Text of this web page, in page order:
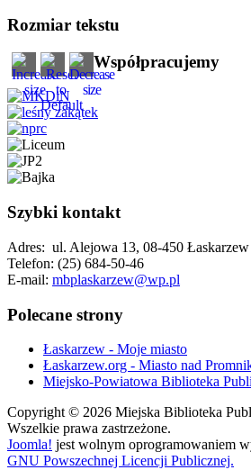
Rozmiar tekstu
Współpracujemy
Szybki kontakt
Adres: ul. Alejowa 13, 08-450 Łaskarzew
Telefon: (25) 684-50-46
E-mail: mbplaskarzew@wp.pl
Polecane strony
Łaskarzew - Moje miasto
Łaskarzew.org - Miasto nad
Miejsko-Powiatowa Biblioteka
Copyright © 2026 Miejska Biblioteka
Wszelkie prawa zastrzeżone.
Joomla! jest wolnym oprogramowaniem
GNU Powszechnej Licencji Publicznej.